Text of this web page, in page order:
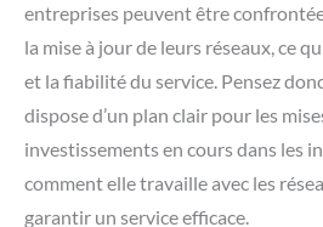
entreprises peuvent être
la mise à jour de leurs réseaux, ce
et la fiabilité du service. Pensez
dispose d’un plan clair pour les
investissements en cours dans les
comment elle travaille avec les
garantir un service efficace.